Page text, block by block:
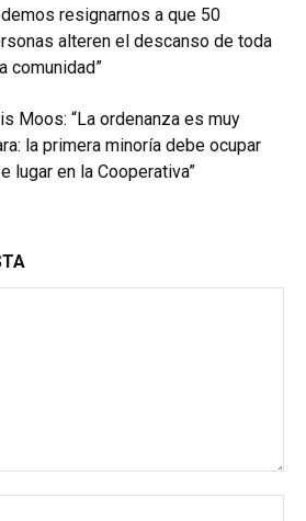
resignarnos a que 50
alteren el descanso de toda
comunidad”
Moos: “La ordenanza es muy
la primera minoría debe ocupar
lugar en la Cooperativa”